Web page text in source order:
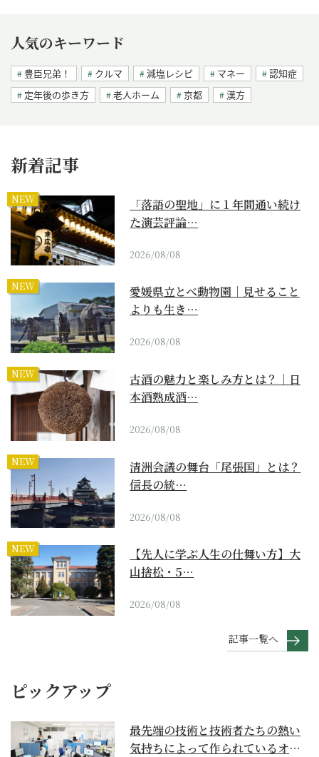
人気のキーワード
豊臣兄弟！ クルマ 減塩レシピ マネー
認知症
定年後の歩き方
老人ホーム 京都 漢方
新着記事
NEW
「落語の聖地」に１年間通い続け
た演芸評論…
2026/08/08
NEW
愛媛県立とべ動物園｜見せること
よりも生き…
2026/08/08
NEW
古酒の魅力と楽しみ方とは？｜日
本酒熟成酒…
2026/08/08
NEW
清洲会議の舞台「尾張国」とは？
信長の統…
2026/08/08
NEW
【先人に学ぶ人生の仕舞い方】大
山捨松・5…
2026/08/08
記事一覧へ
ピックアップ
最先端の技術と技術者たちの熱い
気持ちによって作られているオー